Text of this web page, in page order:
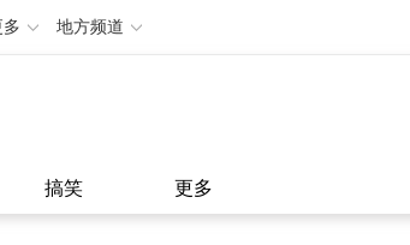
地方频道
搞笑 更多